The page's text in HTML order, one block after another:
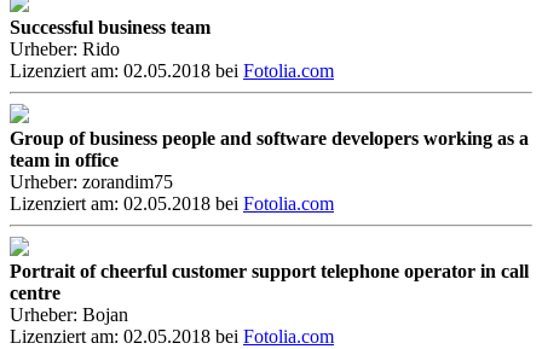
Successful business team
Urheber: Rido
Lizenziert am: 02.05.2018 bei Fotolia.com
Group of business people and software developers working as a
team in office
Urheber: zorandim75
Lizenziert am: 02.05.2018 bei Fotolia.com
Portrait of cheerful customer support telephone operator in call
centre
Urheber: Bojan
Lizenziert am: 02.05.2018 bei Fotolia.com